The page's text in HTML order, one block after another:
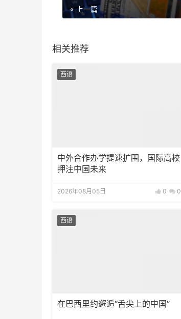
« 上一篇
相关推荐
西语
中外合作办学提速扩围，国际高校
押注中国未来
2026年08月05日 0 0
西语
在巴西里约邂逅“舌尖上的中国”